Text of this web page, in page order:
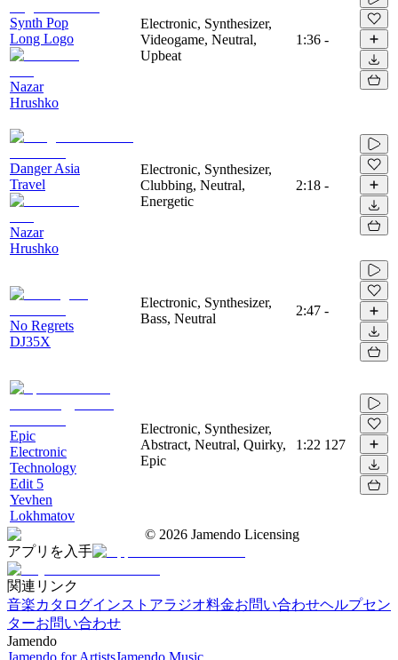
Synth Pop
Long Logo
Nazar
Hrushko
Electronic, Synthesizer,
Videogame, Neutral,
Upbeat
1:36 -
Danger Asia
Travel
Nazar
Hrushko
Electronic, Synthesizer,
Clubbing, Neutral,
Energetic
2:18 -
No Regrets
DJ35X
Electronic, Synthesizer,
Bass, Neutral
2:47 -
Epic
Electronic
Technology
Edit 5
Yevhen
Lokhmatov
Electronic, Synthesizer,
Abstract, Neutral, Quirky,
Epic
1:22 127
© 2026 Jamendo Licensing
アプリを入手
関連リンク
音楽カタログインストアラジオ料金お問い合わせヘルプセン
ターお問い合わせ
Jamendo
Jamendo for ArtistsJamendo Music